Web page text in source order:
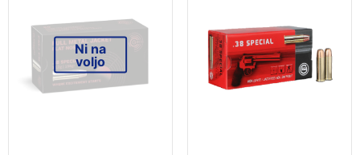
Ni na
voljo